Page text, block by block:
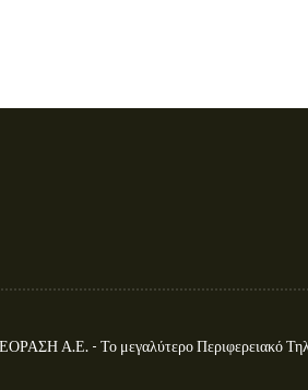
Α.Ε. - Το μεγαλύτερο Περιφερειακό